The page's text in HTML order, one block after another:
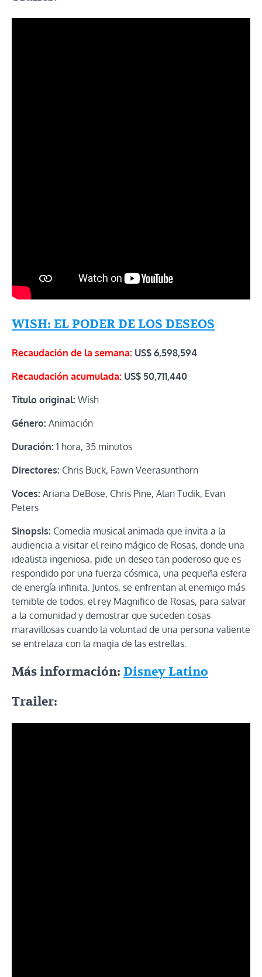
WISH: EL PODER DE LOS DESEOS
Recaudación de la semana: US$ 6,598,594
Recaudación acumulada: US$ 50,711,440
Título original: Wish
Género: Animación
Duración: 1 hora, 35 minutos
Directores: Chris Buck, Fawn Veerasunthorn
Voces: Ariana DeBose, Chris Pine, Alan Tudik, Evan
Peters
Sinopsis: Comedia musical animada que invita a la
audiencia a visitar el reino mágico de Rosas, donde una
idealista ingeniosa, pide un deseo tan poderoso que es
respondido por una fuerza cósmica, una pequeña esfera
de energía infinita. Juntos, se enfrentan al enemigo más
temible de todos, el rey Magnifico de Rosas, para salvar
a la comunidad y demostrar que suceden cosas
maravillosas cuando la voluntad de una persona valiente
se entrelaza con la magia de las estrellas.
Más información: Disney Latino
Trailer: